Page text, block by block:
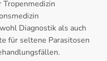
Diagnostik als auch
für seltene Parasitosen